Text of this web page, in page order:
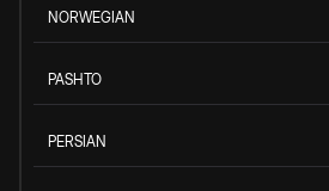
NORWEGIAN
PASHTO
PERSIAN